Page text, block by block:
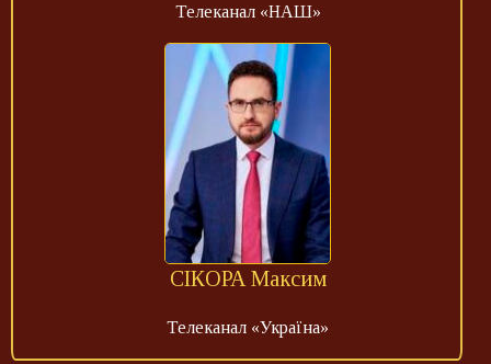
Телеканал «НАШ»
СІКОРА Максим
Телеканал «Україна»